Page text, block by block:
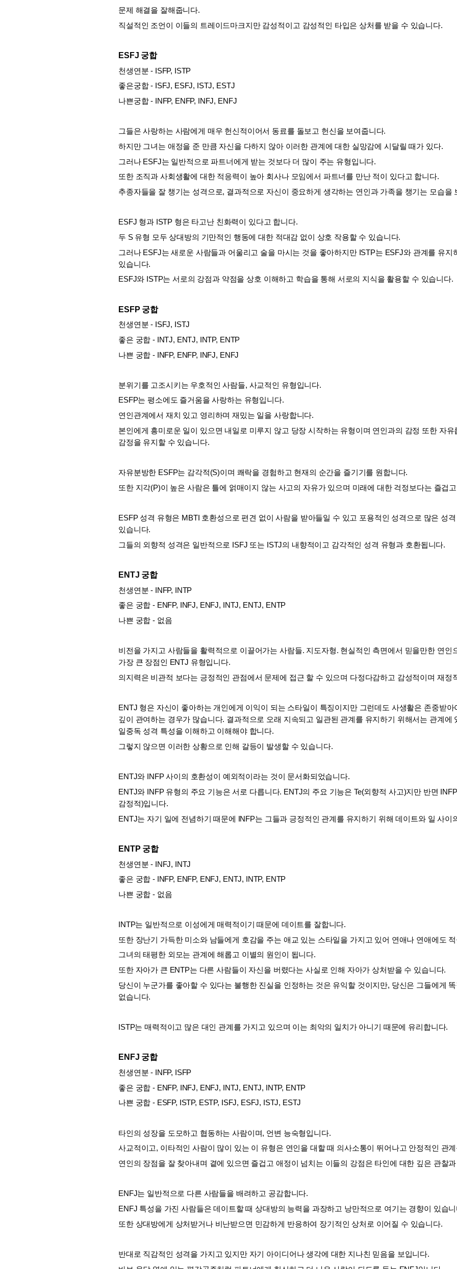
문제 해결을 잘해줍니다.
직설적인 조언이 이들의 트레이드마크지만 감성적이고 감성적인 타입은 상처를 받을 수 있습니다.
ESFJ 궁합
천생연분 - ISFP, ISTP
좋은궁합 - ISFJ, ESFJ, ISTJ, ESTJ
나쁜궁합 - INFP, ENFP, INFJ, ENFJ
그들은 사랑하는 사람에게 매우 헌신적이어서 동료를 돌보고 헌신을 보여줍니다.
하지만 그녀는 애정을 준 만큼 자신을 다하지 않아 이러한 관계에 대한 실망감에 시달릴 때가 있다.
그러나 ESFJ는 일반적으로 파트너에게 받는 것보다 더 많이 주는 유형입니다.
또한 조직과 사회생활에 대한 적응력이 높아 회사나 모임에서 파트너를 만난 적이 있다고 합니다.
추종자들을 잘 챙기는 성격으로, 결과적으로 자신이 중요하게 생각하는 연인과 가족을 챙기는 모습을
ESFJ 형과 ISTP 형은 타고난 친화력이 있다고 합니다.
두 S 유형 모두 상대방의 기만적인 행동에 대한 적대감 없이 상호 작용할 수 있습니다.
그러나 ESFJ는 새로운 사람들과 어울리고 술을 마시는 것을 좋아하지만 ISTP는 ESFJ와 관계를 유지
있습니다.
ESFJ와 ISTP는 서로의 강점과 약점을 상호 이해하고 학습을 통해 서로의 지식을 활용할 수 있습니다.
ESFP 궁합
천생연분 - ISFJ, ISTJ
좋은 궁합 - INTJ, ENTJ, INTP, ENTP
나쁜 궁합 - INFP, ENFP, INFJ, ENFJ
분위기를 고조시키는 우호적인 사람들, 사교적인 유형입니다.
ESFP는 평소에도 즐거움을 사랑하는 유형입니다.
연인관계에서 재치 있고 영리하며 재밌는 일을 사랑합니다.
본인에게 흥미로운 일이 있으면 내일로 미루지 않고 당장 시작하는 유형이며 연인과의 감정 또한 자
감정을 유지할 수 있습니다.
자유분방한 ESFP는 감각적(S)이며 쾌락을 경험하고 현재의 순간을 즐기기를 원합니다.
또한 지각(P)이 높은 사람은 틀에 얽매이지 않는 사고의 자유가 있으며 미래에 대한 걱정보다는 즐겁
ESFP 성격 유형은 MBTI 호환성으로 편견 없이 사람을 받아들일 수 있고 포용적인 성격으로 많은 성
있습니다.
그들의 외향적 성격은 일반적으로 ISFJ 또는 ISTJ의 내향적이고 감각적인 성격 유형과 호환됩니다.
ENTJ 궁합
천생연분 - INFP, INTP
좋은 궁합 - ENFP, INFJ, ENFJ, INTJ, ENTJ, ENTP
나쁜 궁합 - 없음
비전을 가지고 사람들을 활력적으로 이끌어가는 사람들. 지도자형. 현실적인 측면에서 믿을만한 연인
가장 큰 장점인 ENTJ 유형입니다.
의지력은 비관적 보다는 긍정적인 관점에서 문제에 접근 할 수 있으며 다정다감하고 감성적이며 재정
ENTJ 형은 자신이 좋아하는 개인에게 이익이 되는 스타일이 특징이지만 그런데도 사생활은 존중받아
깊이 관여하는 경우가 많습니다. 결과적으로 오래 지속되고 일관된 관계를 유지하기 위해서는 관계에
일중독 성격 특성을 이해하고 이해해야 합니다.
그렇지 않으면 이러한 상황으로 인해 갈등이 발생할 수 있습니다.
ENTJ와 INFP 사이의 호환성이 예외적이라는 것이 문서화되었습니다.
ENTJ와 INFP 유형의 주요 기능은 서로 다릅니다. ENTJ의 주요 기능은 Te(외향적 사고)지만 반면
감정적)입니다.
ENTJ는 자기 일에 전념하기 때문에 INFP는 그들과 긍정적인 관계를 유지하기 위해 데이트와 일 사이
ENTP 궁합
천생연분 - INFJ, INTJ
좋은 궁합 - INFP, ENFP, ENFJ, ENTJ, INTP, ENTP
나쁜 궁합 - 없음
INTP는 일반적으로 이성에게 매력적이기 때문에 데이트를 잘합니다.
또한 장난기 가득한 미소와 남들에게 호감을 주는 애교 있는 스타일을 가지고 있어 연애나 연애에도
그녀의 태평한 외모는 관계에 해롭고 이별의 원인이 됩니다.
또한 자아가 큰 ENTP는 다른 사람들이 자신을 버렸다는 사실로 인해 자아가 상처받을 수 있습니다.
당신이 누군가를 좋아할 수 있다는 불행한 진실을 인정하는 것은 유익할 것이지만, 당신은 그들에게
없습니다.
ISTP는 매력적이고 많은 대인 관계를 가지고 있으며 이는 최악의 일치가 아니기 때문에 유리합니다.
ENFJ 궁합
천생연분 - INFP, ISFP
좋은 궁합 - ENFP, INFJ, ENFJ, INTJ, ENTJ, INTP, ENTP
나쁜 궁합 - ESFP, ISTP, ESTP, ISFJ, ESFJ, ISTJ, ESTJ
타인의 성장을 도모하고 협동하는 사람이며, 언변 능숙형입니다.
사교적이고, 이타적인 사람이 많이 있는 이 유형은 연인을 대할 때 의사소통이 뛰어나고 안정적인 관
연인의 장점을 잘 찾아내며 곁에 있으면 즐겁고 애정이 넘치는 이들의 강점은 타인에 대한 깊은 관찰
ENFJ는 일반적으로 다른 사람들을 배려하고 공감합니다.
ENFJ 특성을 가진 사람들은 데이트할 때 상대방의 능력을 과장하고 낭만적으로 여기는 경향이 있습니
또한 상대방에게 상처받거나 비난받으면 민감하게 반응하여 장기적인 상처로 이어질 수 있습니다.
반대로 직감적인 성격을 가지고 있지만 자기 아이디어나 생각에 대한 지나친 믿음을 보입니다.